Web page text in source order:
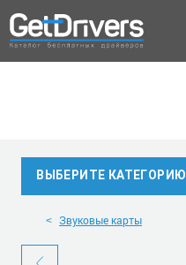
ВЫБЕРИТЕ КАТЕГОРИЮ
Звуковые карты